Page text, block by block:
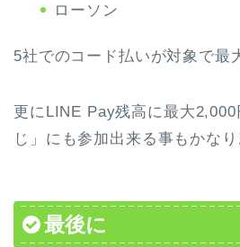
ローソン
5社でのコード払いが対象で最
更にLINE Pay残高に最大2,000
じ」にも参加出来る事もかなり
最後に